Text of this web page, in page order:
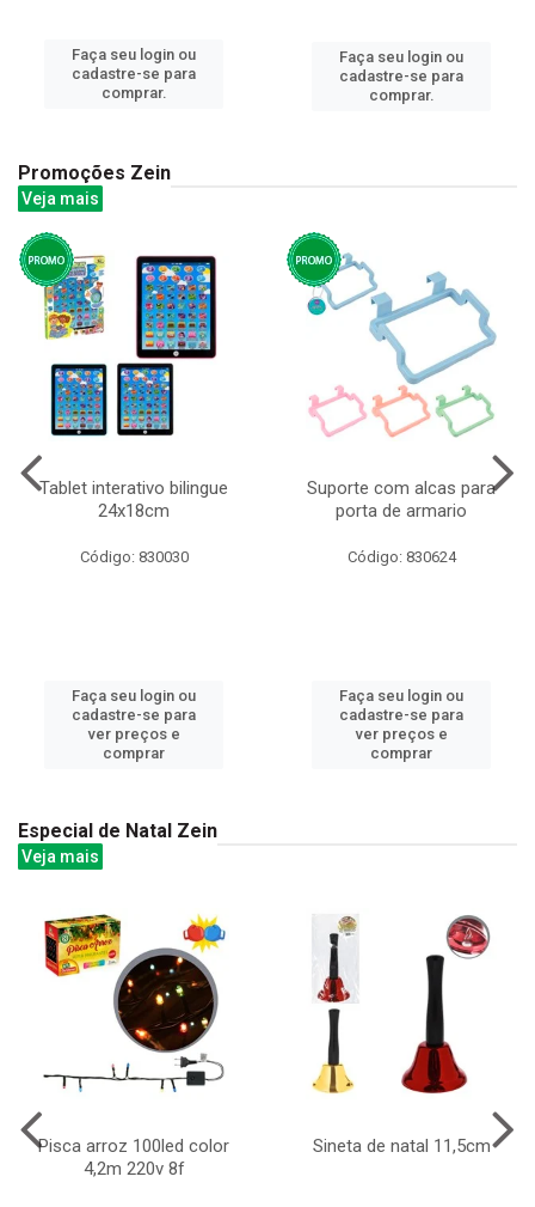
Faça seu login ou
cadastre-se para
comprar.
Faça seu login ou
cadastre-se para
comprar.
Promoções Zein
Veja mais
Tablet interativo bilingue
24x18cm
Código: 830030
Faça seu login ou
cadastre-se para
ver preços e
comprar
Suporte com alcas para
porta de armario
Código: 830624
Faça seu login ou
cadastre-se para
ver preços e
comprar
Especial de Natal Zein
Veja mais
Pisca arroz 100led color
4,2m 220v 8f
Sineta de natal 11,5cm